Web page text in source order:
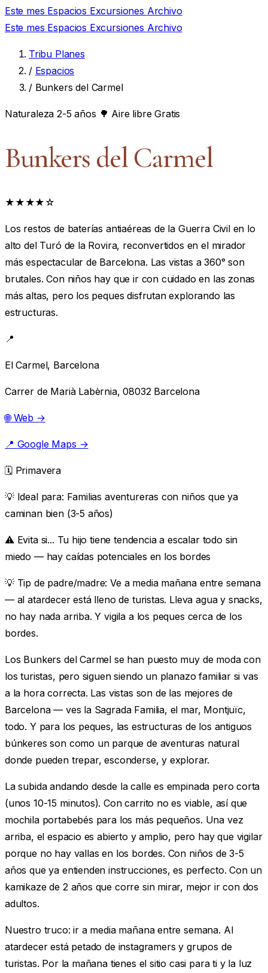
Este mes Espacios Excursiones Archivo
Este mes Espacios Excursiones Archivo
Tribu Planes
/ Espacios
/ Bunkers del Carmel
Naturaleza 2-5 años 🌳 Aire libreGratis
Bunkers del Carmel
★★★★☆
Los restos de baterías antiaéreas de la Guerra Civil en lo
alto del Turó de la Rovira, reconvertidos en el mirador
más espectacular de Barcelona. Las vistas a 360° son
brutales. Con niños hay que ir con cuidado en las zonas
más altas, pero los peques disfrutan explorando las
estructuras.
📍
El Carmel, Barcelona
Carrer de Marià Labèrnia, 08032 Barcelona
🌐 Web →
📍 Google Maps →
🗓️ Primavera
💡 Ideal para: Familias aventureras con niños que ya
caminan bien (3-5 años)
⚠️ Evita si... Tu hijo tiene tendencia a escalar todo sin
miedo — hay caídas potenciales en los bordes
💡 Tip de padre/madre: Ve a media mañana entre semana
— al atardecer está lleno de turistas. Lleva agua y snacks,
no hay nada arriba. Y vigila a los peques cerca de los
bordes.
Los Bunkers del Carmel se han puesto muy de moda con
los turistas, pero siguen siendo un planazo familiar si vas
a la hora correcta. Las vistas son de las mejores de
Barcelona — ves la Sagrada Familia, el mar, Montjuïc,
todo. Y para los peques, las estructuras de los antiguos
búnkeres son como un parque de aventuras natural
donde pueden trepar, esconderse, y explorar.
La subida andando desde la calle es empinada pero corta
(unos 10-15 minutos). Con carrito no es viable, así que
mochila portabebés para los más pequeños. Una vez
arriba, el espacio es abierto y amplio, pero hay que vigilar
porque no hay vallas en los bordes. Con niños de 3-5
años que ya entienden instrucciones, es perfecto. Con un
kamikaze de 2 años que corre sin mirar, mejor ir con dos
adultos.
Nuestro truco: ir a media mañana entre semana. Al
atardecer está petado de instagramers y grupos de
turistas. Por la mañana tienes el sitio casi para ti y la luz